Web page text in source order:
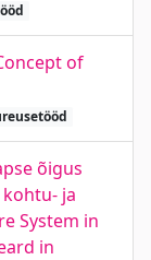
of
õigus
ja
System in
in